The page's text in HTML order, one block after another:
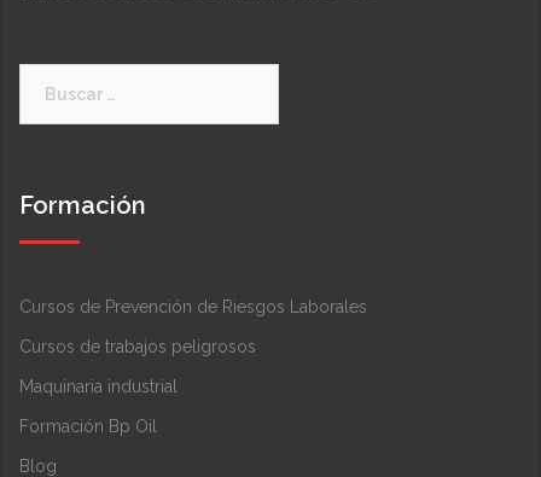
Formación
Cursos de Prevención de Riesgos Laborales
Cursos de trabajos peligrosos
Maquinaria industrial
Formación Bp Oil
Blog